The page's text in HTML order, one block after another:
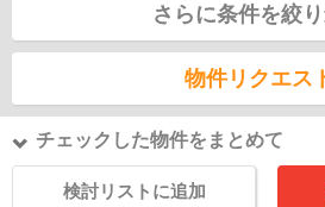
さらに条件を絞
物件リクエス
チェックした物件をまとめて
検討リストに追加